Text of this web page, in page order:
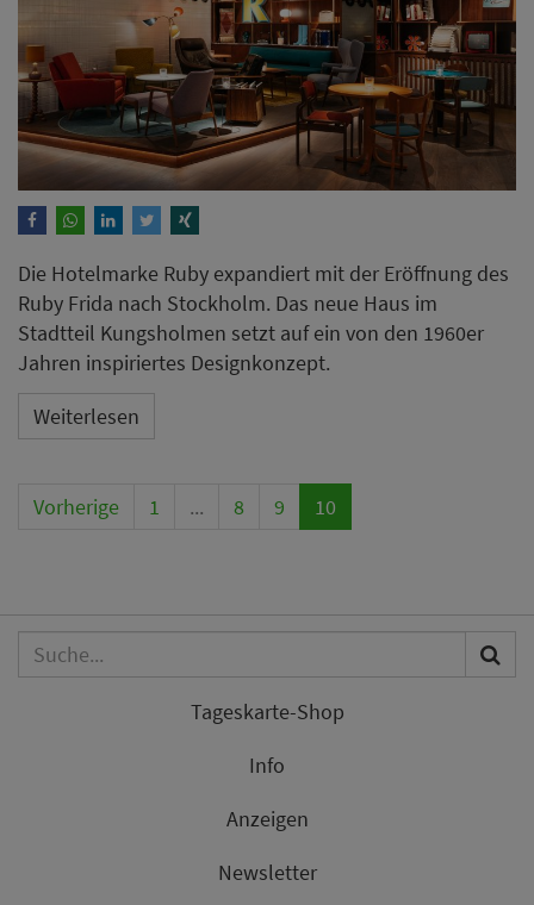
Die Hotelmarke Ruby expandiert mit der Eröffnung des
Ruby Frida nach Stockholm. Das neue Haus im
Stadtteil Kungsholmen setzt auf ein von den 1960er
Jahren inspiriertes Designkonzept.
Weiterlesen
Vorherige 1 ... 8 9 10
Tageskarte-Shop
Info
Anzeigen
Newsletter